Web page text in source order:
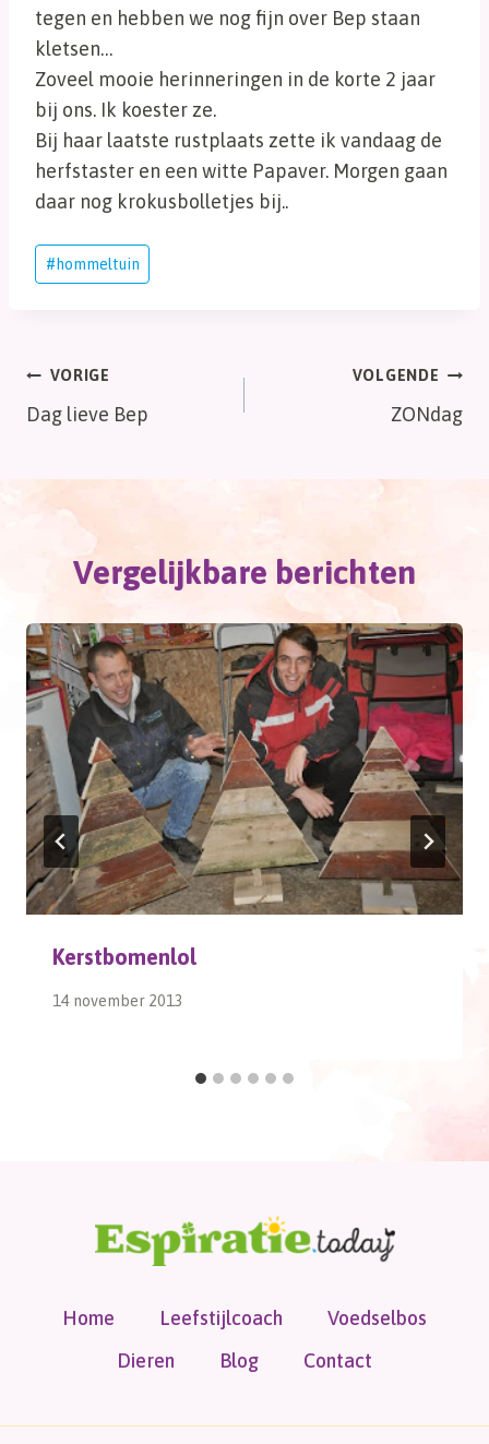
tegen en hebben we nog fijn over Bep staan
kletsen…
Zoveel mooie herinneringen in de korte 2 jaar
bij ons. Ik koester ze.
Bij haar laatste rustplaats zette ik vandaag de
herfstaster en een witte Papaver. Morgen gaan
daar nog krokusbolletjes bij..
Bericht
tags:
#hommeltuin
Bericht
navigatie
VORIGE
Dag lieve Bep
VOLGENDE
ZONdag
Vergelijkbare berichten
Kerstbomenlol
14 november 2013
Home Leefstijlcoach
Voedselbos
Dieren
Blog Contact